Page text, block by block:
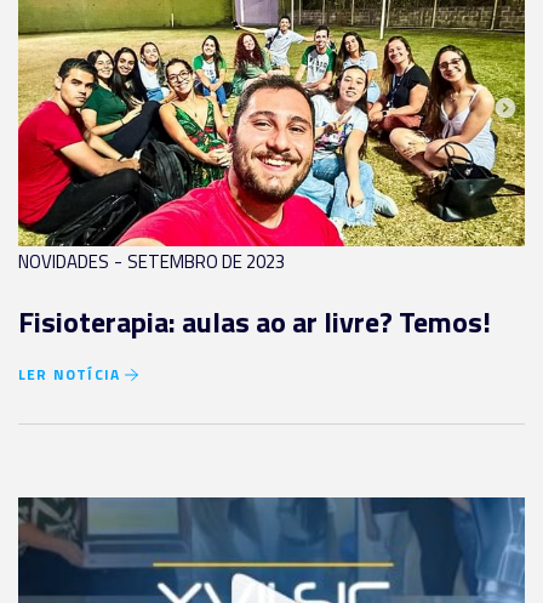
NOVIDADES - SETEMBRO DE 2023
Fisioterapia: aulas ao ar livre? Temos!
LER NOTÍCIA